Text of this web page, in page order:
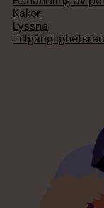
Kakor
Lyssna